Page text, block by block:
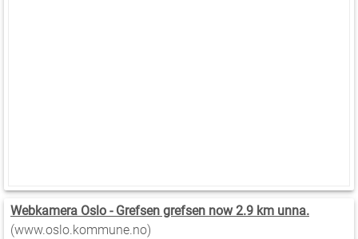
Webkamera Oslo - Grefsen grefsen now 2.9 km unna.
(www.oslo.kommune.no)